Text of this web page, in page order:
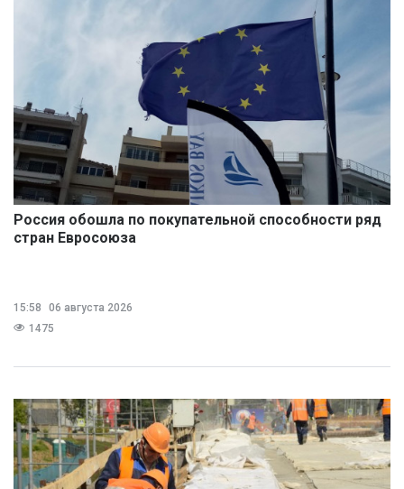
Россия обошла по покупательной способности ряд
стран Евросоюза
15:58
06 августа 2026
1475